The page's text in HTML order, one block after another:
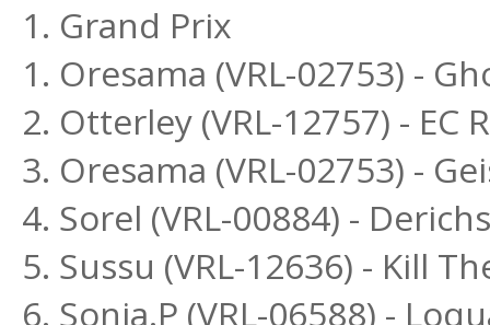
1. Grand Prix
1. Oresama (VRL-02753) -
2. Otterley (VRL-12757) - EC
3. Oresama (VRL-02753) -
4. Sorel (VRL-00884) -
5. Sussu (VRL-12636) - Kill
6. Sonja.P (VRL-06588) -